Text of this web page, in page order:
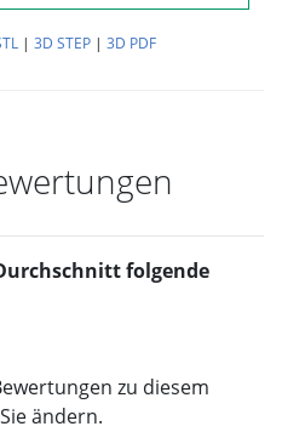
| 3D STEP| 3D PDF
folgende
zu diesem
ändern.